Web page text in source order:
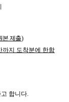
본 제출)
까지 도착분에 한함
합니다.